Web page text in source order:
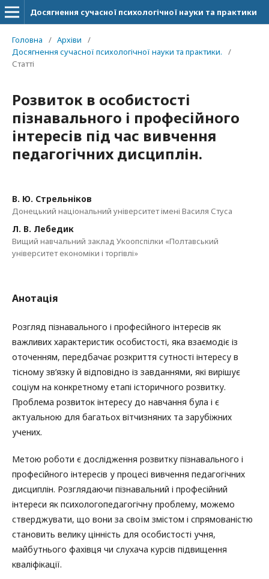
Досягнення сучасної психологічної науки та практики
Головна / Архіви
/
Досягнення сучасної психологічної науки та практики.
/
Статті
Розвиток в особистості
пізнавального і професійного
інтересів під час вивчення
педагогічних дисциплін.
В. Ю. Стрельніков
Донецький національний університет імені Василя Стуса
Л. В. Лебедик
Вищий навчальний заклад Укоопспілки «Полтавський
університет економіки і торгівлі»
Анотація
Розгляд пізнавального і професійного інтересів як
важливих характеристик особистості, яка взаємодіє із
оточенням, передбачає розкриття сутності інтересу в
тісному зв’язку й відповідно із завданнями, які вирішує
соціум на конкретному етапі історичного розвитку.
Проблема розвиток інтересу до навчання була і є
актуальною для багатьох вітчизняних та зарубіжних
учених.
Метою роботи є дослідження розвитку пізнавального і
професійного інтересів у процесі вивчення педагогічних
дисциплін. Розглядаючи пізнавальний і професійний
інтереси як психологопедагогічну проблему, можемо
стверджувати, що вони за своїм змістом і спрямованістю
становить велику цінність для особистості учня,
майбутнього фахівця чи слухача курсів підвищення
кваліфікації.